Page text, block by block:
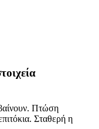
Πτώση
Σταθερή η